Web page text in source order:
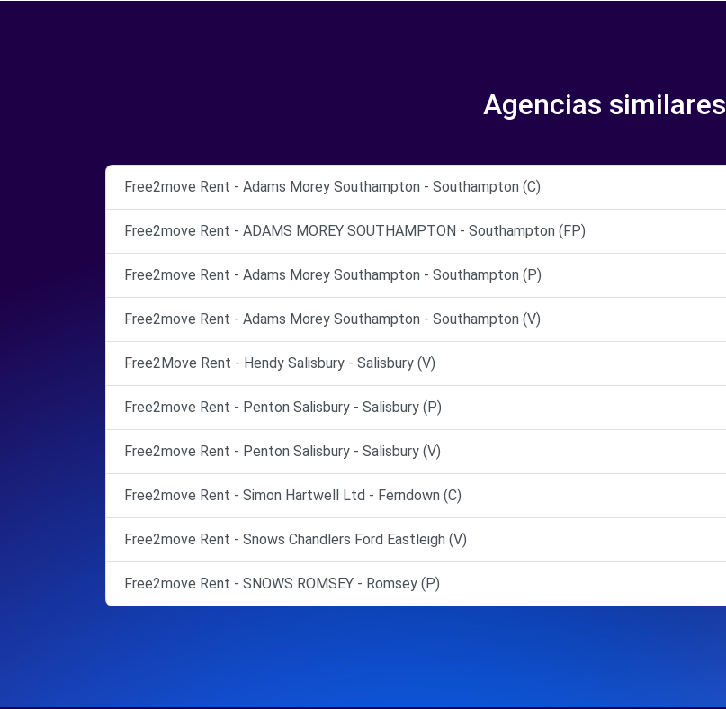
Agencias similares
Free2move Rent - Adams Morey Southampton - Southampton (C)
Free2move Rent - ADAMS MOREY SOUTHAMPTON - Southampton (FP)
Free2move Rent - Adams Morey Southampton - Southampton (P)
Free2move Rent - Adams Morey Southampton - Southampton (V)
Free2Move Rent - Hendy Salisbury - Salisbury (V)
Free2move Rent - Penton Salisbury - Salisbury (P)
Free2move Rent - Penton Salisbury - Salisbury (V)
Free2move Rent - Simon Hartwell Ltd - Ferndown (C)
Free2move Rent - Snows Chandlers Ford Eastleigh (V)
Free2move Rent - SNOWS ROMSEY - Romsey (P)